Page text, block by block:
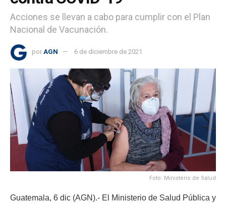
Acciones se llevan a cabo para cumplir con el Plan
Nacional de Vacunación.
por AGN 6 de diciembre de 2021
Foto: Ministerio de Salud
Guatemala, 6 dic (AGN).- El Ministerio de Salud Pública y